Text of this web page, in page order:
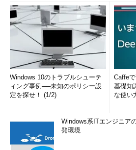
Windows 10のトラブルシューテ
ィング事例──未知のポリシー設
定を探せ！ (1/2)
Caffe
基礎知
な使い
Windows系ITエンジニア
発環境